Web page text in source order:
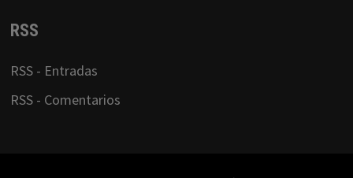
RSS
RSS - Entradas
RSS - Comentarios